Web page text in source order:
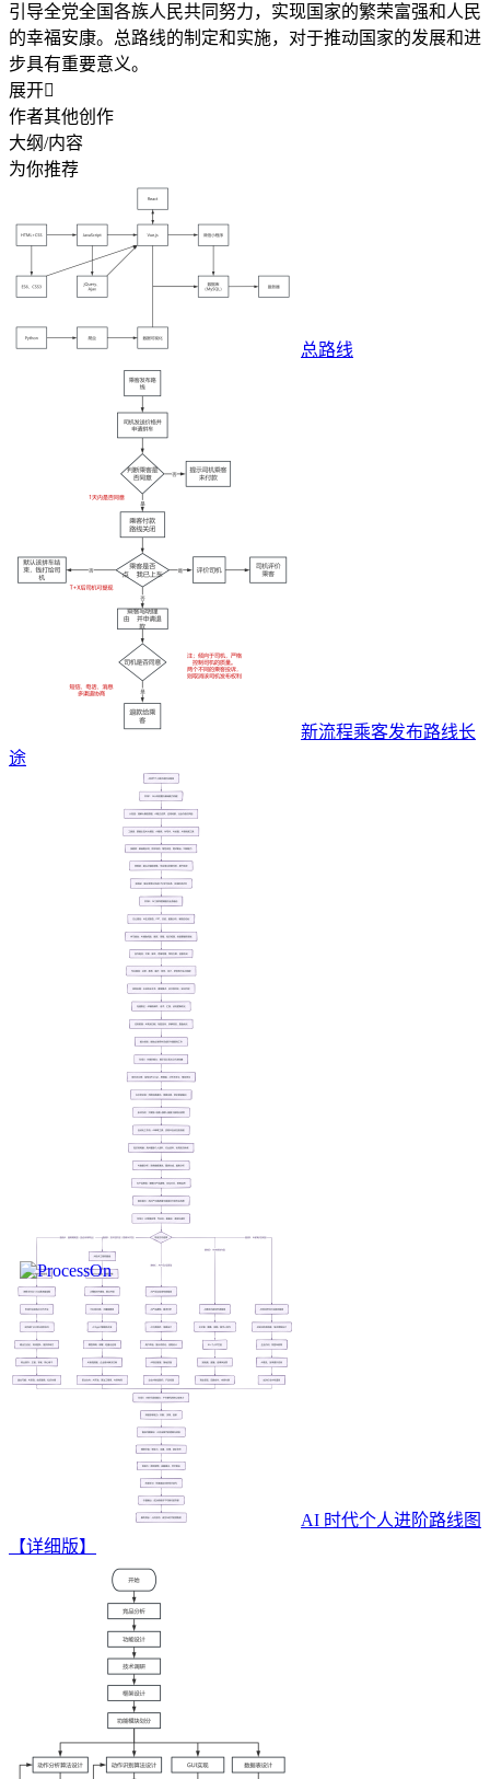
引导全党全国各族人民共同努力，实现国家的繁荣富强和人民
的幸福安康。总路线的制定和实施，对于推动国家的发展和进
步具有重要意义。
展开
作者其他创作
大纲/内容
为你推荐
总路线
新流程乘客发布路线长
途
AI 时代个人进阶路线图
【详细版】